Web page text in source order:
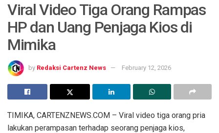
Viral Video Tiga Orang Rampas
HP dan Uang Penjaga Kios di
Mimika
by Redaksi Cartenz News February 12, 2026
TIMIKA, CARTENZNEWS.COM – Viral video tiga orang pria
lakukan perampasan terhadap seorang penjaga kios,